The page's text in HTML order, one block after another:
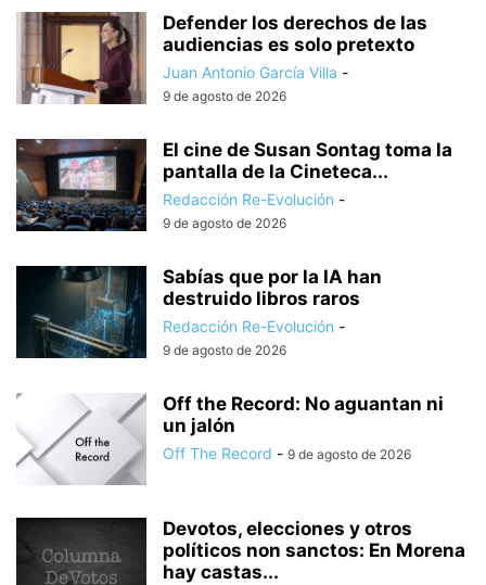
Defender los derechos de las
audiencias es solo pretexto
Juan Antonio García Villa -
9 de agosto de 2026
El cine de Susan Sontag toma la
pantalla de la Cineteca...
Redacción Re-Evolución -
9 de agosto de 2026
Sabías que por la IA han
destruido libros raros
Redacción Re-Evolución -
9 de agosto de 2026
Off the Record: No aguantan ni
un jalón
Off The Record - 9 de agosto de 2026
Devotos, elecciones y otros
políticos non sanctos: En Morena
hay castas...